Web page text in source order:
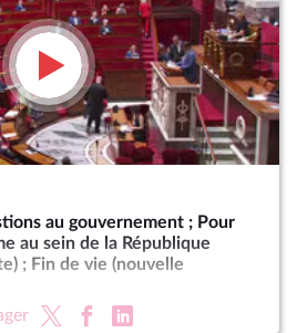
au gouvernement ; Pour
au sein de la République
; Fin de vie (nouvelle